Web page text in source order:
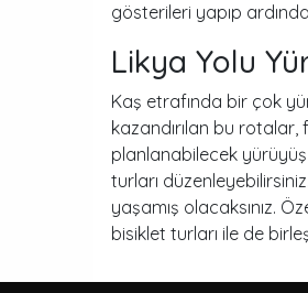
gösterileri yapıp
Likya Yolu
Kaş etrafında bir çok
kazandırılan bu
planlanabilecek
turları
yaşamış olacaksınız.
bisiklet turları ile de